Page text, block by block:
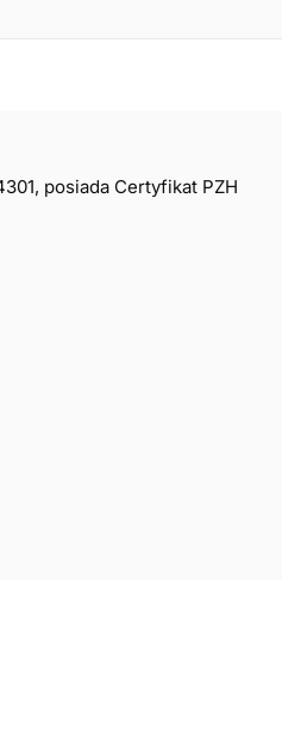
posiada Certyfikat PZH